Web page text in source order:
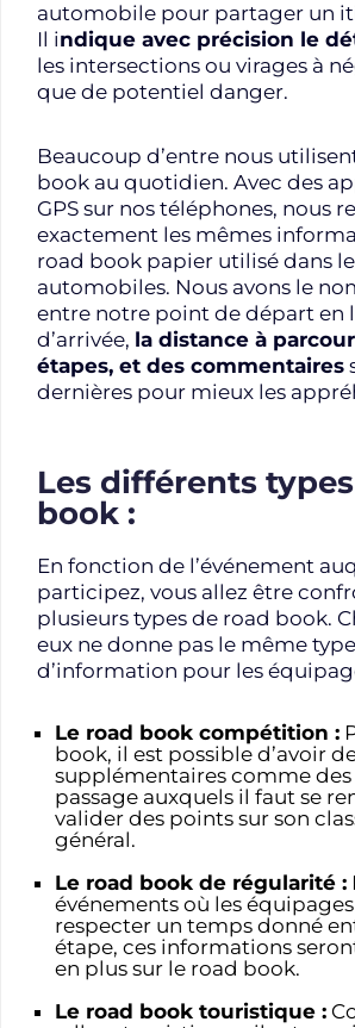
automobile pour partager un
Il indique avec précision le
les intersections ou virages à
que de potentiel danger.
Beaucoup d’entre nous
book au quotidien. Avec des
GPS sur nos téléphones, nous
exactement les mêmes
road book papier utilisé dans
automobiles. Nous avons le
entre notre point de départ en
d’arrivée, la distance à
étapes, et des commentaires
dernières pour mieux les
Les différents
book :
En fonction de l’événement
participez, vous allez être
plusieurs types de road book.
eux ne donne pas le même type
d’information pour les
Le road book compétition :
book, il est possible d’avoir
supplémentaires comme
passage auxquels il faut se
valider des points sur son
général.
Le road book de régularité :
événements où les
respecter un temps donné
étape, ces informations
en plus sur le road book.
Le road book touristique :